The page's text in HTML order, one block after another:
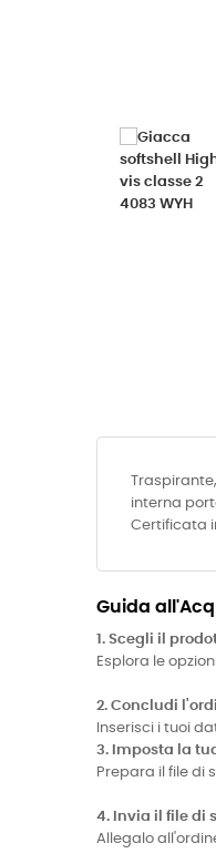
interna
Certificata
Guida
1. Scegli il
Esplora le
2. Concludi
Inserisci i tuoi
3. Imposta la
Prepara il file di
4. Invia il file di
Allegalo